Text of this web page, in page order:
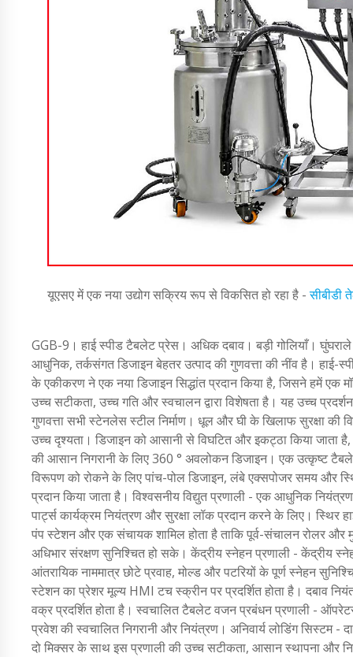
यूएसए में एक नया उद्योग सक्रिय रूप से विकसित हो रहा है -सीबीडी
GGB-9। हाई स्पीड टैबलेट प्रेस। अधिक दबाव। बड़ी गोलियाँ। घुंघराले
आधुनिक, तर्कसंगत डिजाइन बेहतर उत्पाद की गुणवत्ता की नींव है। हाई-
के एकीकरण ने एक नया डिजाइन सिद्धांत प्रदान किया है, जिसने हमें
उच्च सटीकता, उच्च गति और स्वचालन द्वारा विशेषता है। यह उच्च
गुणवत्ता सभी स्टेनलेस स्टील निर्माण। धूल और घी के खिलाफ सुरक्षा
उच्च दृश्यता। डिजाइन को आसानी से विघटित और इकट्ठा किया जाता
की आसान निगरानी के लिए 360 ° अवलोकन डिजाइन। एक उत्कृष्ट
विरूपण को रोकने के लिए पांच-पोल डिजाइन, लंबे एक्सपोजर समय और
प्रदान किया जाता है। विश्वसनीय विद्युत प्रणाली - एक आधुनिक
पार्ट्स कार्यक्रम नियंत्रण और सुरक्षा लॉक प्रदान करने के लिए। स्थिर
पंप स्टेशन और एक संचायक शामिल होता है ताकि पूर्व-संचालन रोलर
अधिभार संरक्षण सुनिश्चित हो सके। केंद्रीय स्नेहन प्रणाली - केंद्रीय
आंतरायिक नाममात्र छोटे प्रवाह, मोल्ड और पटरियों के पूर्ण स्नेहन
स्टेशन का प्रेशर मूल्य HMI टच स्क्रीन पर प्रदर्शित होता है। दबाव
वक्र प्रदर्शित होता है। स्वचालित टैबलेट वजन प्रबंधन प्रणाली -
प्रवेश की स्वचालित निगरानी और नियंत्रण। अनिवार्य लोडिंग सिस्टम
दो मिक्सर के साथ इस प्रणाली की उच्च सटीकता, आसान स्थापना और